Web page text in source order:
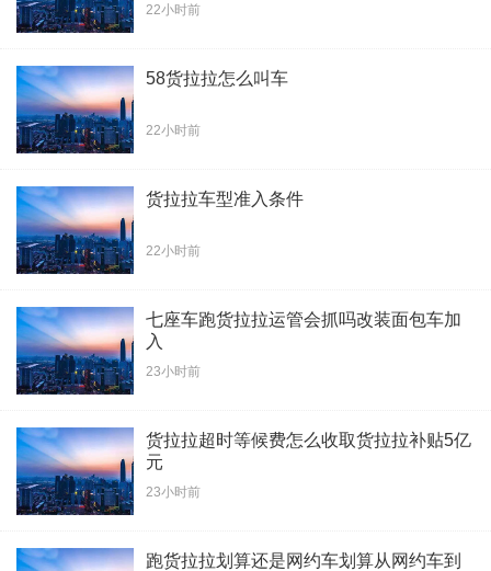
22小时前
58货拉拉怎么叫车
22小时前
货拉拉车型准入条件
22小时前
七座车跑货拉拉运管会抓吗改装面包车加
入
23小时前
货拉拉超时等候费怎么收取货拉拉补贴5亿
元
23小时前
跑货拉拉划算还是网约车划算从网约车到